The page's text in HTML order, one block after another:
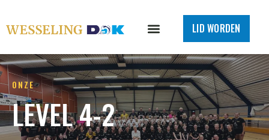
LID WORDEN
ONZE
LEVEL 4-2